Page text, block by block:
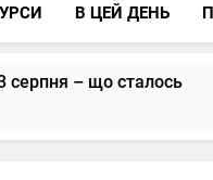
В ЦЕЙ ДЕНЬ
В цей день: